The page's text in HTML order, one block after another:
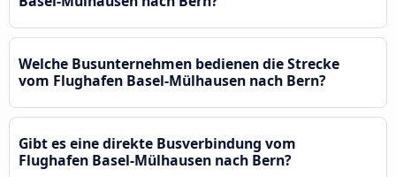
Welche Busunternehmen bedienen die Strecke
vom Flughafen Basel-Mülhausen nach Bern?
Gibt es eine direkte Busverbindung vom
Flughafen Basel-Mülhausen nach Bern?